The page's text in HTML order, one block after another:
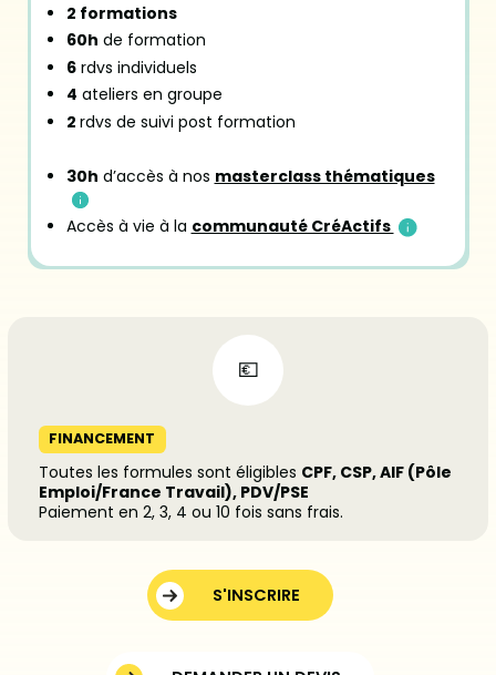
2 formations
60h de formation
6rdvs individuels
4 ateliers en groupe
2 rdvs de suivi post formation
30h d’accès à nos masterclass thématiques
Accès à vie à la communauté CréActifs
FINANCEMENT
Toutes les formules sont éligibles CPF, CSP, AIF (Pôle
Emploi/France Travail), PDV/PSE
Paiement en 2, 3, 4 ou 10 fois sans frais.
S'INSCRIRE